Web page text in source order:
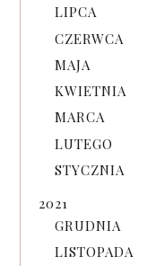
LIPCA
CZERWCA
MAJA
KWIETNIA
MARCA
LUTEGO
STYCZNIA
2021
GRUDNIA
LISTOPADA